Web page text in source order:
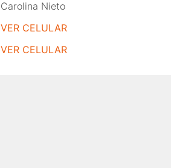
Carolina Nieto
VER CELULAR
VER CELULAR